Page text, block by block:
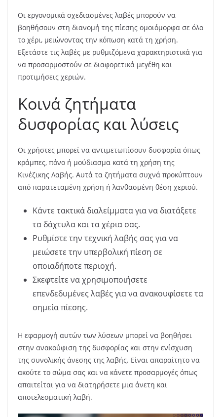
Οι εργονομικά σχεδιασμένες λαβές μπορούν να
βοηθήσουν στη διανομή της πίεσης ομοιόμορφα σε όλο
το χέρι, μειώνοντας την κόπωση κατά τη χρήση.
Εξετάστε τις λαβές με ρυθμιζόμενα χαρακτηριστικά για
να προσαρμοστούν σε διαφορετικά μεγέθη και
προτιμήσεις χεριών.
Κοινά ζητήματα
δυσφορίας και λύσεις
Οι χρήστες μπορεί να αντιμετωπίσουν δυσφορία όπως
κράμπες, πόνο ή μούδιασμα κατά τη χρήση της
Κινέζικης Λαβής. Αυτά τα ζητήματα συχνά προκύπτουν
από παρατεταμένη χρήση ή λανθασμένη θέση χεριού.
Κάντε τακτικά διαλείμματα για να διατάξετε
τα δάχτυλα και τα χέρια σας.
Ρυθμίστε την τεχνική λαβής σας για να
μειώσετε την υπερβολική πίεση σε
οποιαδήποτε περιοχή.
Σκεφτείτε να χρησιμοποιήσετε
επενδεδυμένες λαβές για να ανακουφίσετε τα
σημεία πίεσης.
Η εφαρμογή αυτών των λύσεων μπορεί να βοηθήσει
στην ανακούφιση της δυσφορίας και στην ενίσχυση
της συνολικής άνεσης της λαβής. Είναι απαραίτητο να
ακούτε το σώμα σας και να κάνετε προσαρμογές όπως
απαιτείται για να διατηρήσετε μια άνετη και
αποτελεσματική λαβή.